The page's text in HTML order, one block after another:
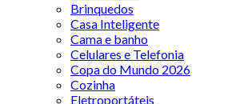
Brinquedos
Casa Inteligente
Cama e banho
Celulares e Telefonia
Copa do Mundo 2026
Cozinha
Eletroportáteis